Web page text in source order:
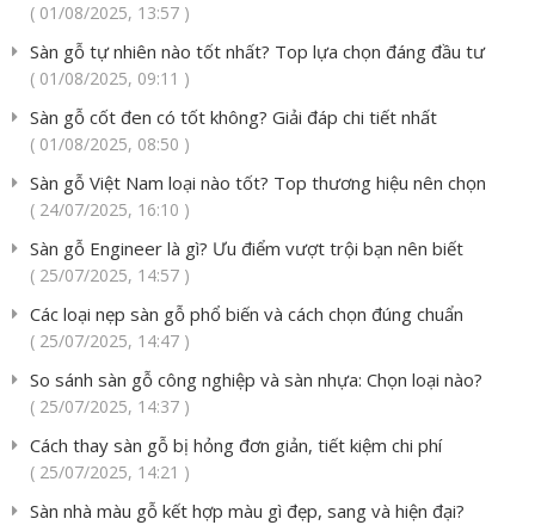
( 01/08/2025, 13:57 )
Sàn gỗ tự nhiên nào tốt nhất? Top lựa chọn đáng đầu tư
( 01/08/2025, 09:11 )
Sàn gỗ cốt đen có tốt không? Giải đáp chi tiết nhất
( 01/08/2025, 08:50 )
Sàn gỗ Việt Nam loại nào tốt? Top thương hiệu nên chọn
( 24/07/2025, 16:10 )
Sàn gỗ Engineer là gì? Ưu điểm vượt trội bạn nên biết
( 25/07/2025, 14:57 )
Các loại nẹp sàn gỗ phổ biến và cách chọn đúng chuẩn
( 25/07/2025, 14:47 )
So sánh sàn gỗ công nghiệp và sàn nhựa: Chọn loại nào?
( 25/07/2025, 14:37 )
Cách thay sàn gỗ bị hỏng đơn giản, tiết kiệm chi phí
( 25/07/2025, 14:21 )
Sàn nhà màu gỗ kết hợp màu gì đẹp, sang và hiện đại?